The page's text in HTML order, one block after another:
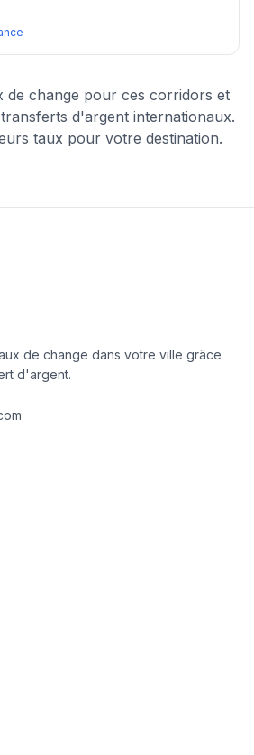
de change pour ces corridors et
d'argent internationaux.
taux pour votre destination.
de change dans votre ville grâce
d'argent.